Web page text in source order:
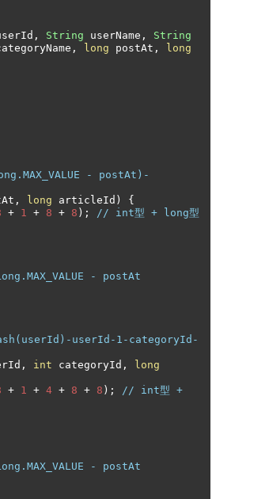
, String userName ,
String
, long postAt ,
long
- postAt)-
, long articleId )
{
+ 1 + 8 + 8 );
// int型 + long型
- postAt
。hash(userId)-userId-1-categoryId-
, int categoryId ,
long
+ 1 + 4 + 8 + 8 );
// int型 +
- postAt